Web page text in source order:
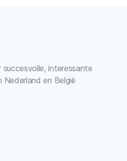
interessante
Nederland en België